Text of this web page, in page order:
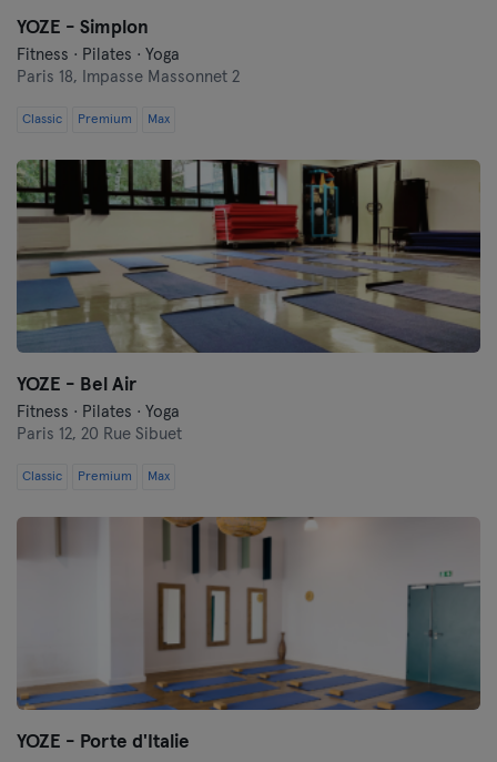
YOZE - Simplon
Fitness · Pilates · Yoga
Paris 18,
Impasse Massonnet 2
Classic Premium Max
YOZE - Bel Air
Fitness · Pilates · Yoga
Paris 12, 20 Rue Sibuet
Classic Premium Max
YOZE - Porte d'Italie